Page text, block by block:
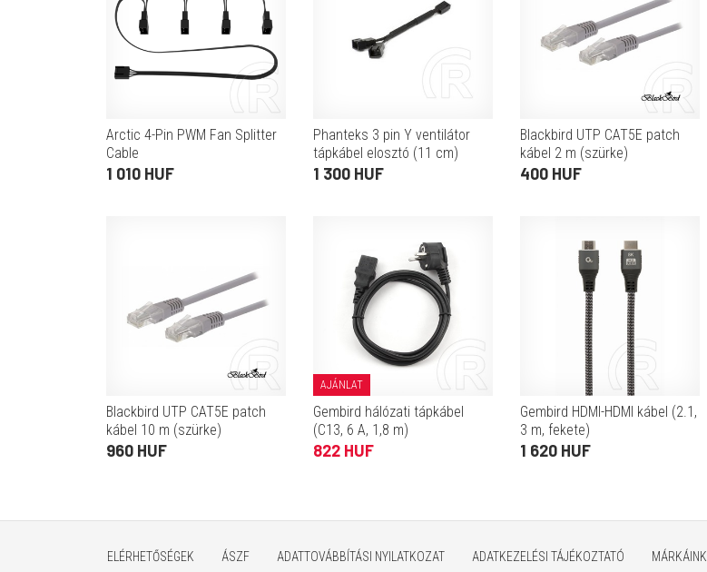
Arctic 4-Pin PWM Fan Splitter
Cable
1 010 HUF
Phanteks 3 pin Y ventilátor
tápkábel elosztó (11 cm)
1 300 HUF
Blackbird UTP CAT5E patch
kábel 2 m (szürke)
400 HUF
Blackbird UTP CAT5E patch
kábel 10 m (szürke)
960 HUF
AJÁNLAT
Gembird hálózati tápkábel
(C13, 6 A, 1,8 m)
822 HUF
Gembird HDMI-HDMI kábel (2.1,
3 m, fekete)
1 620 HUF
ELÉRHETŐSÉGEK ÁSZF ADATTOVÁBBÍTÁSI NYILATKOZAT ADATKEZELÉSI TÁJÉKOZTATÓ MÁRKÁINK